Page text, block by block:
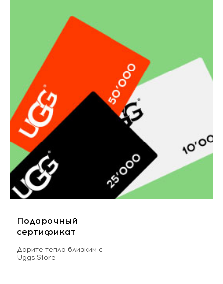
Подарочный
сертификат
Дарите тепло близким с
Uggs.Store